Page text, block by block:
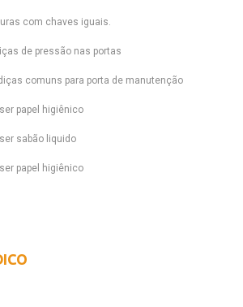
com chaves iguais.
de pressão nas portas
comuns para porta de manutenção
papel higiênico
sabão liquido
papel higiênico